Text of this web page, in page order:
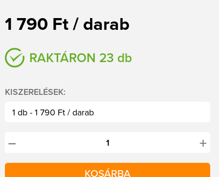
1 790 Ft / darab
RAKTÁRON 23 db
KISZERELÉSEK:
1 db - 1 790 Ft / darab
− +
KOSÁRBA